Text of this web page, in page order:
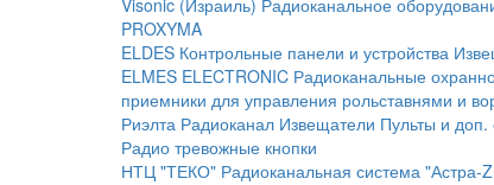
Visonic (Израиль) Радиоканальное
PROXYMA
ELDES Контрольные панели и устройства
ELMES ELECTRONIC Радиоканальные
приемники для управления рольставнями и
Риэлта Радиоканал Извещатели Пульты и
Радио тревожные кнопки
НТЦ "ТЕКО" Радиоканальная система "Астра-